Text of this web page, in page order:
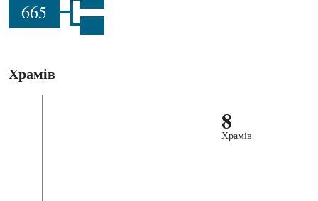
665
Храмів
8
Храмів